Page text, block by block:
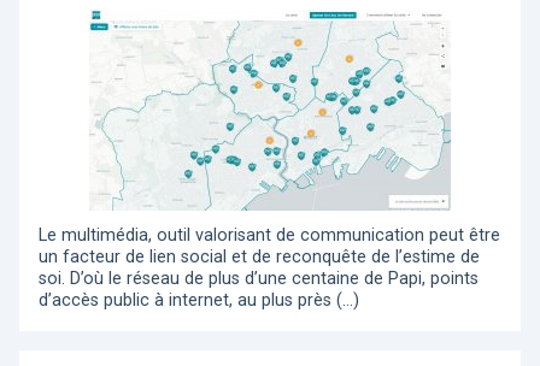
Le multimédia, outil valorisant de communication peut être
un facteur de lien social et de reconquête de l’estime de
soi. D’où le réseau de plus d’une centaine de Papi, points
d’accès public à internet, au plus près (…)